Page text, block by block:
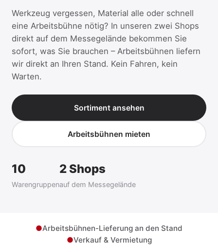
Werkzeug vergessen, Material alle oder schnell
eine Arbeitsbühne nötig? In unseren zwei Shops
direkt auf dem Messegelände bekommen Sie
sofort, was Sie brauchen – Arbeitsbühnen liefern
wir direkt an Ihren Stand. Kein Fahren, kein
Warten.
Sortiment ansehen
Arbeitsbühnen mieten
10
Warengruppen
2 Shops
auf dem Messegelände
●Arbeitsbühnen-Lieferung an den Stand
●Verkauf & Vermietung